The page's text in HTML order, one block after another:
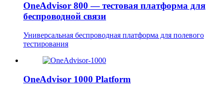
OneAdvisor 800 — тестовая платформа для
беспроводной связи
Универсальная беспроводная платформа для полевого
тестирования
OneAdvisor 1000 Platform